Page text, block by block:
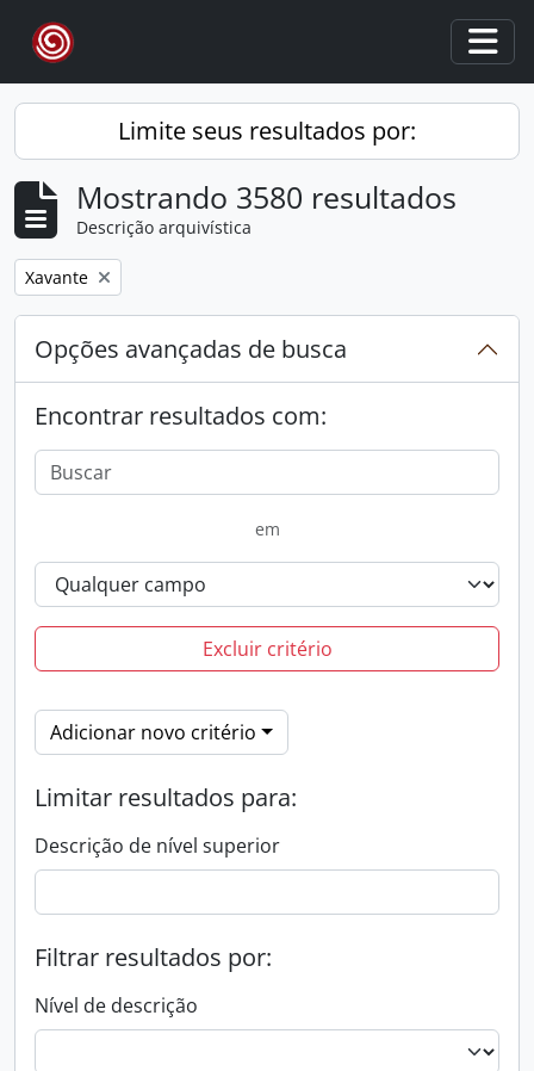
Skip to main content
Limite seus resultados por:
Mostrando 3580 resultados
Descrição arquivística
Remover filtro:
Xavante
Opções avançadas de busca
Encontrar resultados com:
em
Excluir critério
Adicionar novo critério
Limitar resultados para:
Descrição de nível superior
Filtrar resultados por:
Nível de descrição